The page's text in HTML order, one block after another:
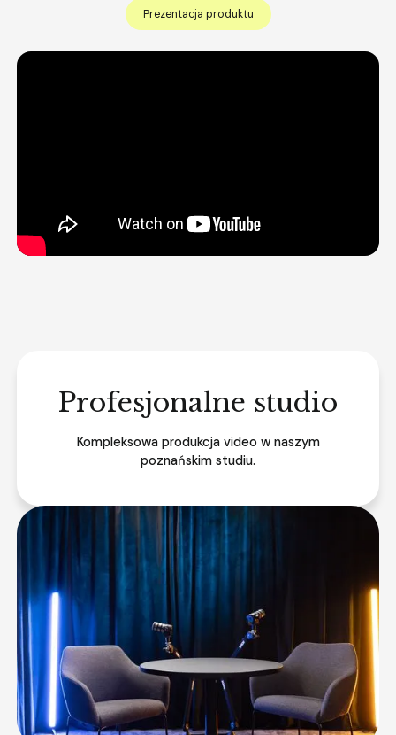
Prezentacja produktu
Profesjonalne studio
Kompleksowa produkcja video w naszym
poznańskim studiu.